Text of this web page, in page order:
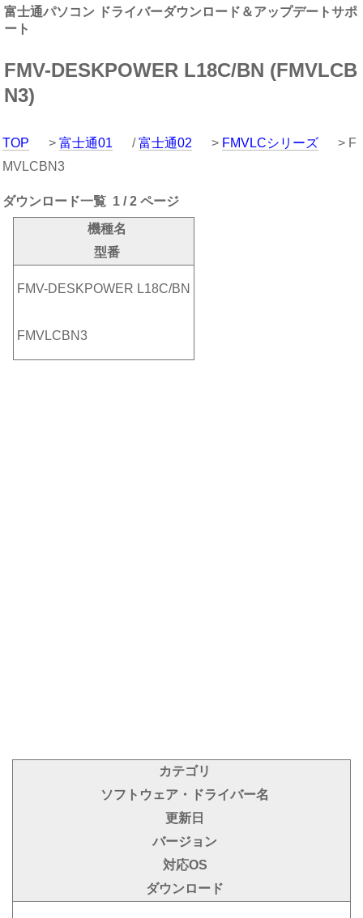
富士通パソコン ドライバーダウンロード＆アップデートサポ
ート
FMV-DESKPOWER L18C/BN (FMVLCB
N3)
TOP > 富士通01 /富士通02 > FMVLCシリーズ
> F
MVLCBN3
ダウンロード一覧 1 / 2 ページ
機種名
型番
FMV-DESKPOWER L18C/BN
FMVLCBN3
カテゴリ
ソフトウェア・ドライバー名
更新日
バージョン
対応OS
ダウンロード